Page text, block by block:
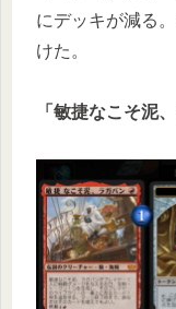
にデッキが減る
けた。
「敏捷なこそ泥